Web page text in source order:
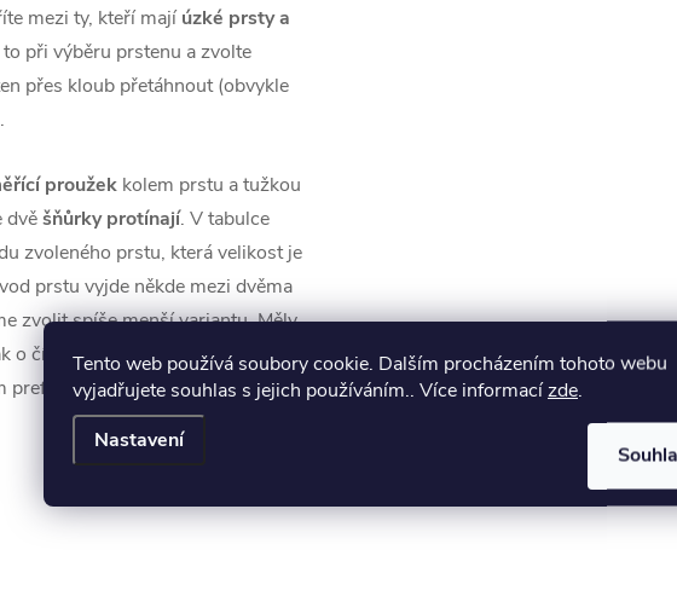
Tento web používá soubory cookie. Dalším procházením tohoto webu
vyjadřujete souhlas s jejich používáním.. Více informacízde.
Nastavení
mezi ty, kteří mají úzké prsty a
při výběru prstenu a zvolte
přes kloub přetáhnout (obvykle
proužek kolem prstu a tužkou
dvěšňůrky protínají. V tabulce
zvoleného prstu, která velikost je
prstu vyjde někde mezi dvěma
zvolit spíše menší variantu. Měly
o číslo menší, tak větší. Proto
preferencím.